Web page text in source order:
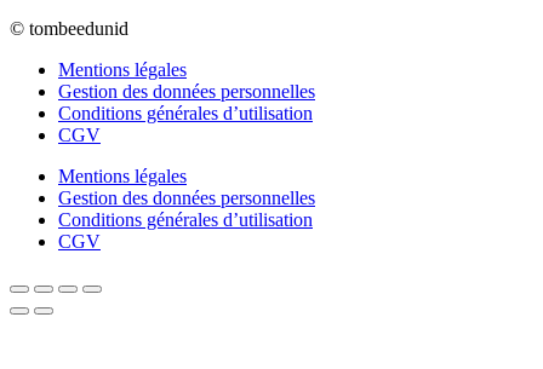
© tombeedunid
Mentions légales
Gestion des données personnelles
Conditions générales d’utilisation
CGV
Mentions légales
Gestion des données personnelles
Conditions générales d’utilisation
CGV